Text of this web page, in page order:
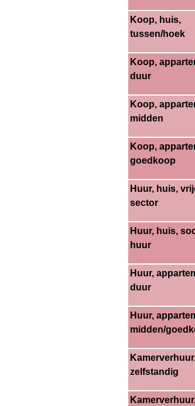
Koop, huis,
tussen/hoek
Koop,
duur
Koop,
midden
Koop,
goedkoop
Huur, huis,
sector
Huur, huis,
huur
Huur,
duur
Huur,
midden/
zelfstandig